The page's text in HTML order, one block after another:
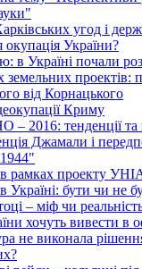
угод і
окупація України?
в Україні почали
земельних проектів:
від Корнацького
Криму
– 2016: тенденції
Джамали і
в рамках проекту
Україні: бути чи не
– міф чи
хочуть вивести в
не виконала